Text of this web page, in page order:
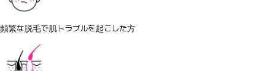
頻繁な脱毛で肌トラブルを起こした方